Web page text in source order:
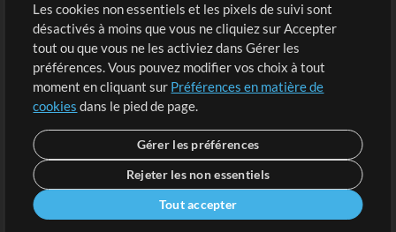
Extras
Sessions
Soumettre votre contenu
Listes de lecture
Conférence MT
Les cookies non essentiels et les pixels de suivi sont
désactivés à moins que vous ne cliquiez sur Accepter
tout ou que vous ne les activiez dans Gérer les
préférences. Vous pouvez modifier vos choix à tout
moment en cliquant sur Préférences en matière de
cookies dans le pied de page.
Gérer les préférences
Rejeter les non essentiels
Tout accepter